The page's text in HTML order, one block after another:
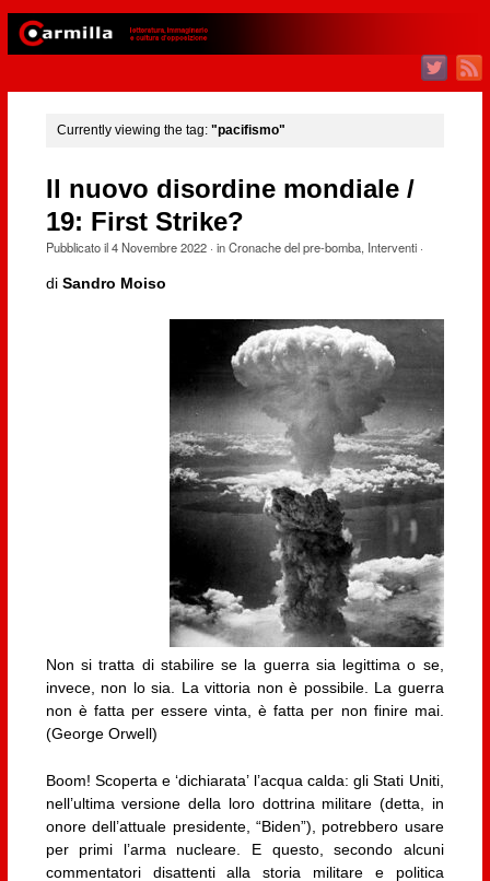
Currently viewing the tag: "pacifismo"
Il nuovo disordine mondiale /
19: First Strike?
Pubblicato il4 Novembre 2022· inCronache del pre-bomba, Interventi·
di Sandro Moiso
Non si tratta di stabilire se la guerra sia legittima o se,
invece, non lo sia. La vittoria non è possibile. La guerra
non è fatta per essere vinta, è fatta per non finire mai.
(George Orwell)
Boom! Scoperta e ‘dichiarata’ l’acqua calda: gli Stati Uniti,
nell’ultima versione della loro dottrina militare (detta, in
onore dell’attuale presidente, “Biden”), potrebbero usare
per primi l’arma nucleare. E questo, secondo alcuni
commentatori disattenti alla storia militare e politica